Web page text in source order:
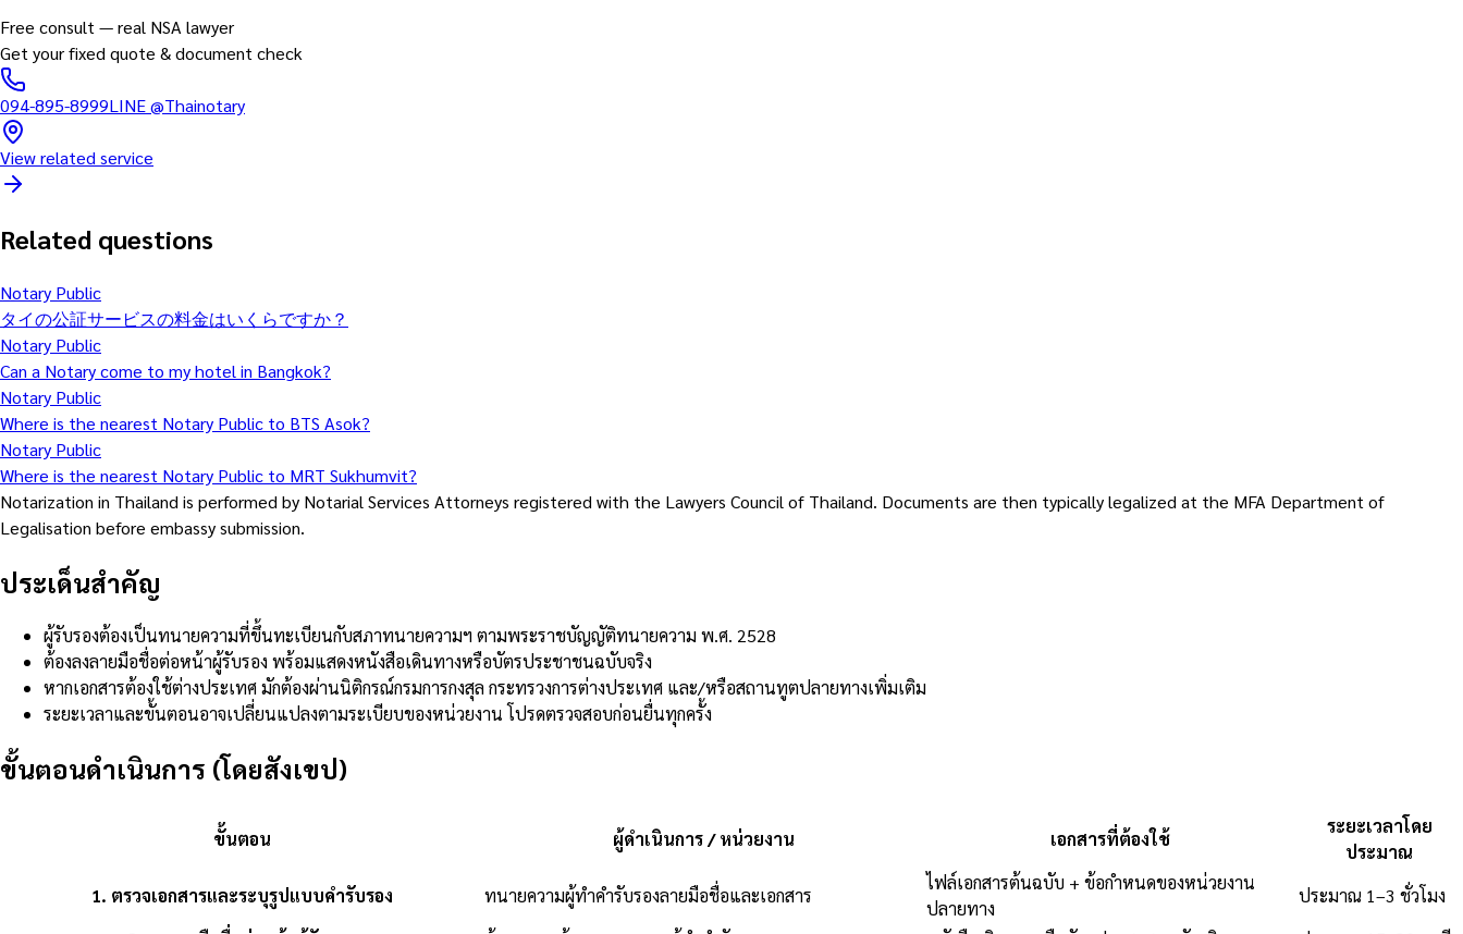
Free consult — real NSA lawyer
Get your fixed quote & document check
094-895-8999LINE@Thainotary
View related service
Related questions
Notary Public
タイの公証サービスの料金はいくらですか？
Notary Public
Can a Notary come to my hotel in Bangkok?
Notary Public
Where is the nearest Notary Public to BTS Asok?
Notary Public
Where is the nearest Notary Public to MRT Sukhumvit?
Notarization in Thailand is performed by Notarial Services Attorneys registered with the Lawyers Council of Thailand. Documents are then typically legalized at the MFA Department of
Legalisation before embassy submission.
ประเด็นสำคัญ
ผู้รับรองต้องเป็นทนายความที่ขึ้นทะเบียนกับสภาทนายความฯ ตามพระราชบัญญัติทนายความ พ.ศ. 2528
ต้องลงลายมือชื่อต่อหน้าผู้รับรอง พร้อมแสดงหนังสือเดินทางหรือบัตรประชาชนฉบับจริง
หากเอกสารต้องใช้ต่างประเทศ มักต้องผ่านนิติกรณ์กรมการกงสุล กระทรวงการต่างประเทศ และ/หรือสถานทูตปลายทางเพิ่มเติม
ระยะเวลาและขั้นตอนอาจเปลี่ยนแปลงตามระเบียบของหน่วยงาน โปรดตรวจสอบก่อนยื่นทุกครั้ง
ขั้นตอนดำเนินการ (โดยสังเขป)
ขั้นตอน ผู้ดำเนินการ / หน่วยงาน เอกสารที่ต้องใช้
ระยะเวลาโดย
ประมาณ
1. ตรวจเอกสารและระบุรูปแบบคำรับรอง ทนายความผู้ทำคำรับรองลายมือชื่อและเอกสาร
ไฟล์เอกสารต้นฉบับ + ข้อกำหนดของหน่วยงาน
ปลายทาง
ประมาณ 1–3 ชั่วโมง